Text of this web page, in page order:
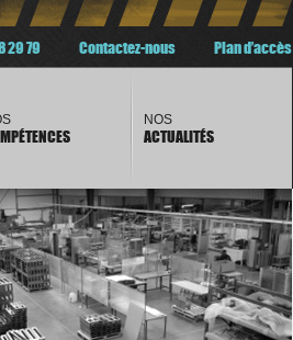
NOS
ACTUALITÉS
29 79 Contactez-nous Plan d’accès